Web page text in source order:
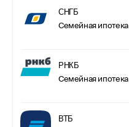
СНГБ
Семейная ипотека
РНКБ
Семейная ипотека
ВТБ